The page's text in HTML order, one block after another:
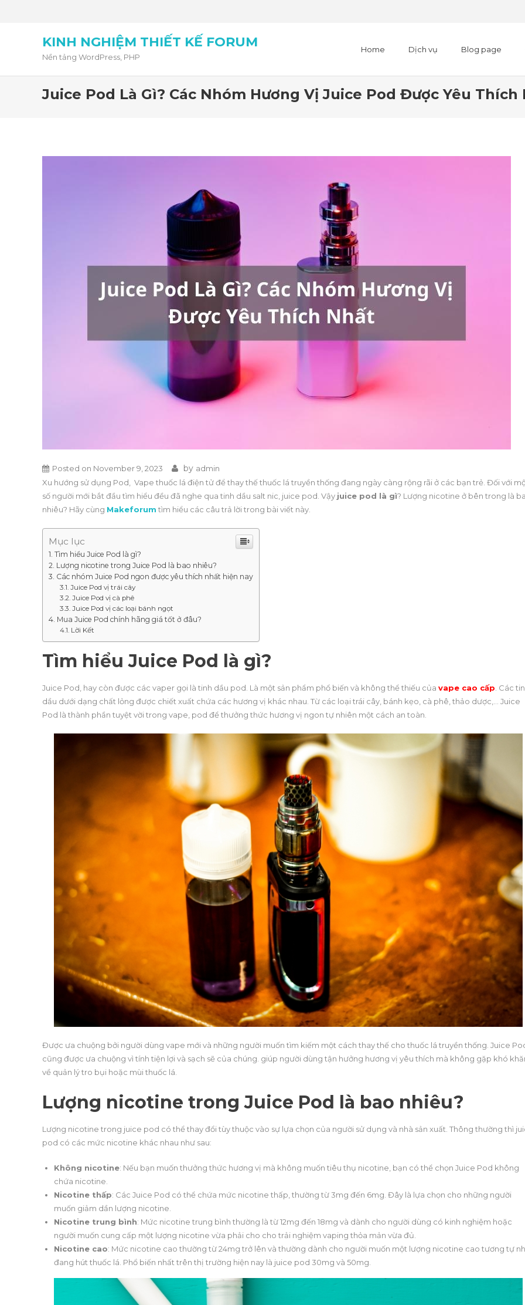
KINH NGHIỆM THIẾT KẾ FORUM
Nền tảng WordPress, PHP
Home Dịch vụ Blog page
Juice Pod Là Gì? Các Nhóm Hương Vị Juice Pod Được Yêu Thích
Posted on November 9, 2023 by admin
Xu hướng sử dụng Pod, Vape thuốc lá điện tử để thay thế thuốc lá truyền thống đang ngày càng rộng rãi ở các bạn trẻ. Đối với
số người mới bắt đầu tìm hiểu đều đã nghe qua tinh dầu salt nic, juice pod. Vậy juice pod là gì? Lượng nicotine ở bên trong là
nhiêu? Hãy cùng Makeforum tìm hiểu các câu trả lời trong bài viết này.
Mục lục
Tìm hiểu Juice Pod là gì?
Lượng nicotine trong Juice Pod là bao nhiêu?
Các nhóm Juice Pod ngon được yêu thích nhất hiện nay
Juice Pod vị trái cây
Juice Pod vị cà phê
Juice Pod vị các loại bánh ngọt
Mua Juice Pod chính hãng giá tốt ở đâu?
Lời Kết
Tìm hiểu Juice Pod là gì?
Juice Pod, hay còn được các vaper gọi là tinh dầu pod. Là một sản phẩm phổ biến và không thể thiếu của vape cao cấp . Các
dầu dưới dạng chất lỏng được chiết xuất chứa các hương vị khác nhau. Từ các loại trái cây, bánh kẹo, cà phê, thảo dược,… Juice
Pod là thành phần tuyệt vời trong vape, pod để thưởng thức hương vị ngon tự nhiên một cách an toàn.
Được ưa chuộng bởi người dùng vape mới và những người muốn tìm kiếm một cách thay thế cho thuốc lá truyền thống. Juice
cũng được ưa chuộng vì tính tiện lợi và sạch sẽ của chúng. giúp người dùng tận hưởng hương vị yêu thích mà không gặp khó
về quản lý tro bụi hoặc mùi thuốc lá.
Lượng nicotine trong Juice Pod là bao nhiêu?
Lượng nicotine trong juice pod có thể thay đổi tùy thuộc vào sự lựa chọn của người sử dụng và nhà sản xuất. Thông thường thì
pod có các mức nicotine khác nhau như sau:
Không nicotine: Nếu bạn muốn thưởng thức hương vị mà không muốn tiêu thụ nicotine, bạn có thể chọn Juice Pod không
chứa nicotine.
Nicotine thấp: Các Juice Pod có thể chứa mức nicotine thấp, thường từ 3mg đến 6mg. Đây là lựa chọn cho những người
muốn giảm dần lượng nicotine.
Nicotine trung bình: Mức nicotine trung bình thường là từ 12mg đến 18mg và dành cho người dùng có kinh nghiệm hoặc
người muốn cung cấp một lượng nicotine vừa phải cho cho trải nghiệm vaping thỏa mản vừa đủ.
Nicotine cao: Mức nicotine cao thường từ 24mg trở lên và thường dành cho người muốn một lượng nicotine cao tương tự
đang hút thuốc lá. Phổ biến nhất trên thị trường hiện nay là juice pod 30mg và 50mg.